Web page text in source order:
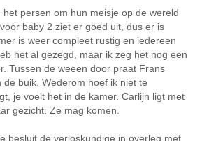
het persen om hun meisje op de wereld
baby 2 ziet er goed uit, dus er is
is weer compleet rustig en iedereen
het al gezegd, maar ik zeg het nog een
Tussen de weeën door praat Frans
de buik. Wederom hoef ik niet te
je voelt het in de kamer. Carlijn ligt met
gezicht. Ze mag komen.
besluit de verloskundige in overleg met